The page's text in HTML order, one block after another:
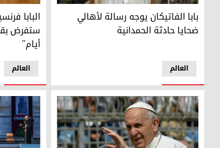
بابا الفاتيكان يوجه رسالة لأهالي ضحايا حادثة الحمدانية
العالم
بابا الفاتيكان يوجه رسالة لأهالي
ضحايا حادثة الحمدانية
البابا
العالم
البابا
ستفرض
أيام"